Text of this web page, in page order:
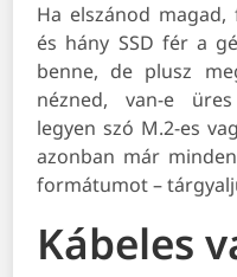
Ha elszánod
és hány SSD fér a
benne, de plusz
nézned, van-e
legyen szó M.2-es
azonban már
formátumot –
Kábeles